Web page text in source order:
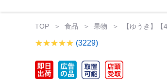
TOP 食品 果物 【ゆうき】
(3229)